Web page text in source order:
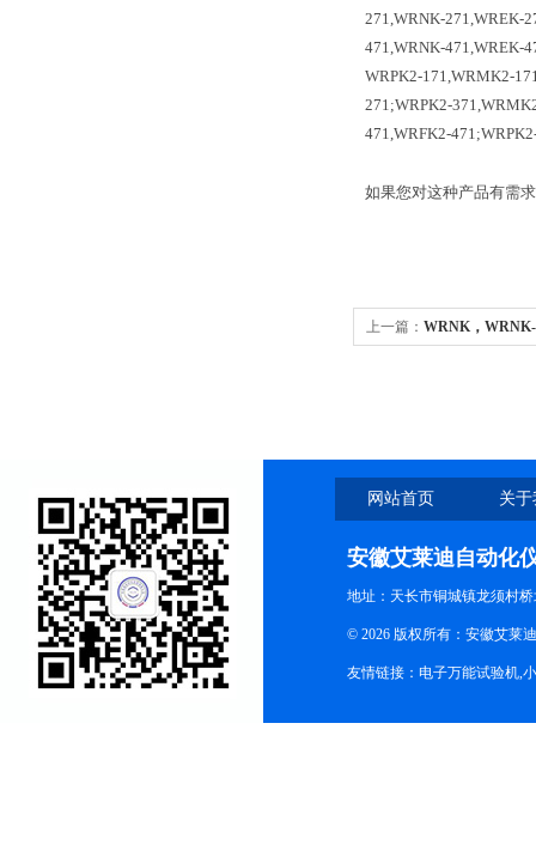
271,WRNK-271,WREK-
471,WRNK-471,WREK-
WRPK2-171,WRMK2-
271;WRPK2-
471,WRFK2-
如果您对这种产品有需
上一篇： WRNK，
网站首页 关
安徽艾莱迪自动化
地址：天长市铜城镇龙须村
© 2026 版权所有：安徽艾莱
友情链接： 电子万能试验机,